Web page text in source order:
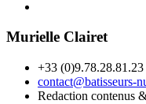
Murielle Clairet
+33 (0)9.78.28.81.23
contact@batisseurs-
Redaction contenus